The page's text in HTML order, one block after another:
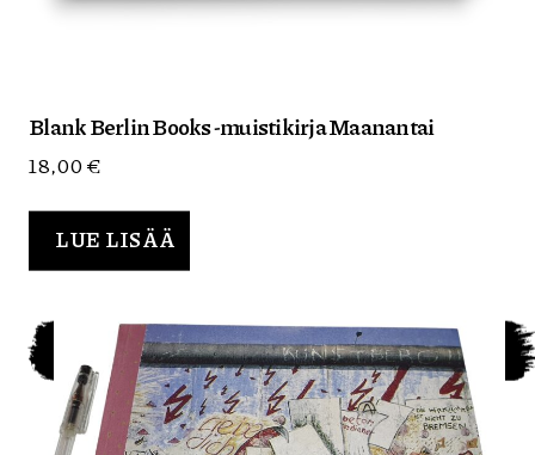
Blank Berlin Books -muistikirja Maanantai
18,00€
LUE LISÄÄ